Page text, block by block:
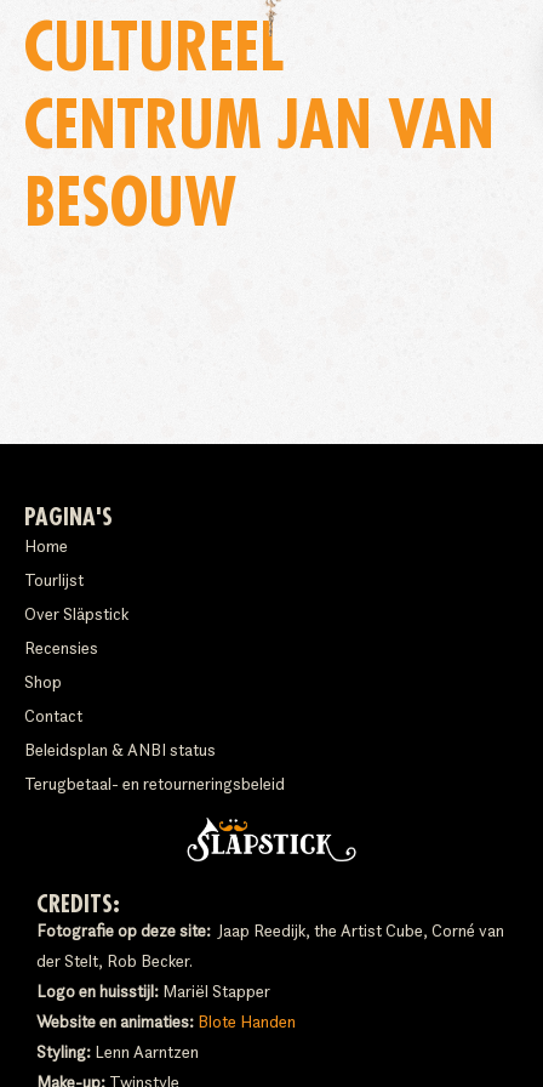
CULTUREEL
CENTRUM JAN VAN
BESOUW
PAGINA'S
Home
Tourlijst
Over Släpstick
Recensies
Shop
Contact
Beleidsplan & ANBI status
Terugbetaal- en retourneringsbeleid
CREDITS:
Fotografie op deze site: Jaap Reedijk, the Artist Cube, Corné van
der Stelt, Rob Becker.
Logo en huisstijl: Mariël Stapper
Website en animaties: Blote Handen
Styling: Lenn Aarntzen
Make-up: Twinstyle